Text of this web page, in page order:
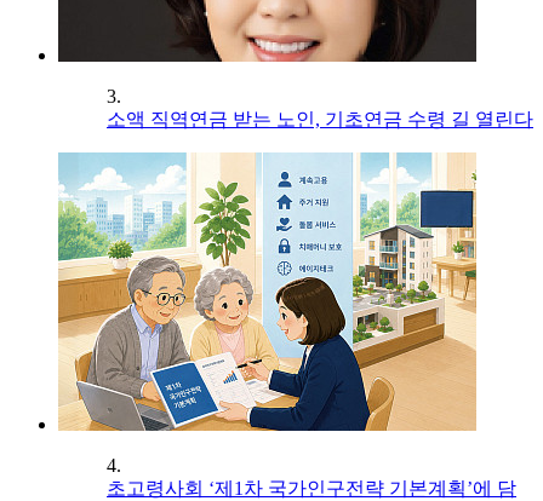
3.
소액 직역연금 받는 노인, 기초연금 수령 길 열린다
4.
초고령사회 ‘제1차 국가인구전략 기본계획’에 담